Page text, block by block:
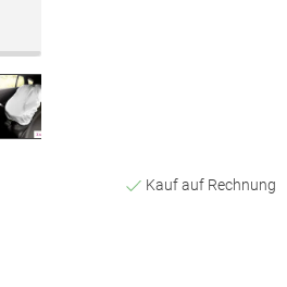
Kauf auf Rechnung